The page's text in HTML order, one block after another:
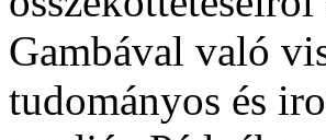
Gambával való
tudományos és